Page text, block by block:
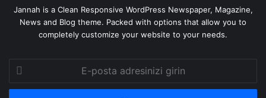
Jannah is a Clean Responsive WordPress Newspaper, Magazine,
News and Blog theme. Packed with options that allow you to
completely customize your website to your needs.
posta
adresinizi